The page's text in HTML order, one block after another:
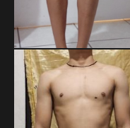
DOREIDA
Doreida llegó con bajo
kg de masa y 4 cm de
estructuradas. Un